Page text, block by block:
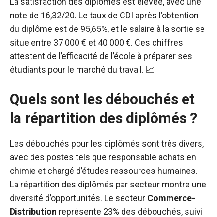
note de 16,32/20. Le taux de CDI après l’obtention
du diplôme est de 95,65%, et le salaire à la sortie se
situe entre 37 000 € et 40 000 €. Ces chiffres
attestent de l’efficacité de l’école à préparer ses
étudiants pour le marché du travail. 📈
Quels sont les débouchés et
la répartition des diplômés ?
Les débouchés pour les diplômés sont très divers,
avec des postes tels que responsable achats en
chimie et chargé d’études ressources humaines.
La répartition des diplômés par secteur montre une
diversité d’opportunités. Le secteur Commerce-
Distribution représente 23% des débouchés, suivi